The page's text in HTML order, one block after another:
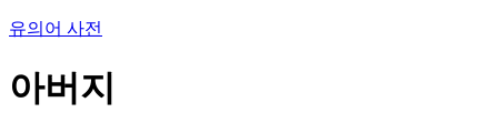
유의어 사전
아버지